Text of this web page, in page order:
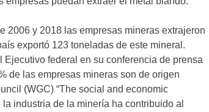
2006 y 2018 las empresas mineras extrajeron
exportó 123 toneladas de este mineral.
federal en su conferencia de prensa
de las empresas mineras son de origen
(WGC) “The social and economic
industria de la minería ha contribuido al